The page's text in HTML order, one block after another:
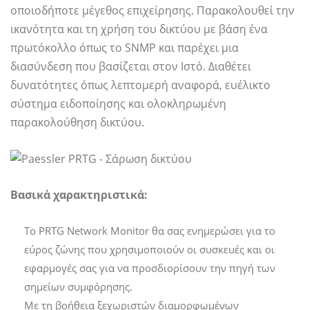
οποιοδήποτε μέγεθος επιχείρησης. Παρακολουθεί την
ικανότητα και τη χρήση του δικτύου με βάση ένα
πρωτόκολλο όπως το SNMP και παρέχει μια
διασύνδεση που βασίζεται στον Ιστό. Διαθέτει
δυνατότητες όπως λεπτομερή αναφορά, ευέλικτο
σύστημα ειδοποίησης και ολοκληρωμένη
παρακολούθηση δικτύου.
Βασικά χαρακτηριστικά:
Το PRTG Network Monitor θα σας ενημερώσει για το
εύρος ζώνης που χρησιμοποιούν οι συσκευές και οι
εφαρμογές σας για να προσδιορίσουν την πηγή των
σημείων συμφόρησης.
Με τη βοήθεια ξεχωριστών διαμορφωμένων